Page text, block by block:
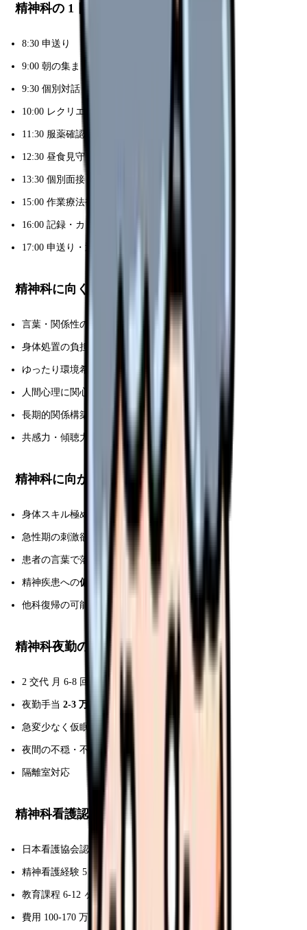
精神科の 1 日(一般病棟)
8:30 申送り
9:00 朝の集まり(患者全員)
9:30 個別対話・バイタル
10:00 レクリエーション補助
11:30 服薬確認(昼)
12:30 昼食見守り
13:30 個別面接・家族対応
15:00 作業療法補助
16:00 記録・カンファレンス
17:00 申送り・退勤
精神科に向くタイプ
言葉・関係性の看護に興味
身体処置の負担軽減したい
ゆったり環境希望
人間心理に関心
長期的関係構築好き
共感力・傾聴力ある
精神科に向かないタイプ
身体スキル極めたい
急性期の刺激欲しい
患者の言葉で落ち込みやすい
精神疾患への偏見
他科復帰の可能性残したい
精神科夜勤の特徴
2 交代 月 6-8 回
夜勤手当 2-3 万円/回
急変少なく仮眠確保
夜間の不穏・不眠対応
隔離室対応
精神科看護認定看護師
日本看護協会認定
精神看護経験 5 年以上
教育課程 6-12 ヶ月
費用 100-170 万円